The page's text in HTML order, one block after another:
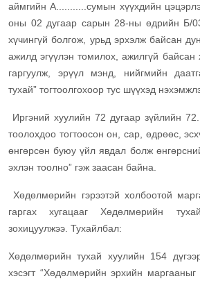
аймгийн А...........сумын хүүхдийн
оны 02 дугаар сарын 28-ны өдрийн Б/
хүчингүй болгож, урьд эрхэлж байсан
ажилд эгүүлэн томилох, ажилгүй байсан
гаргуулж, эрүүл мэнд, нийгмийн
тухай” тогтоолгохоор тус шүүхэд
Иргэний хуулийн 72 дугаар зүйлийн
тоолохдоо тогтоосон он, сар, өдрөөс,
өнгөрсөн буюу үйл явдал болж
эхлэн тоолно” гэж заасан байна.
Хөдөлмөрийн гэрээтэй холбоотой
гаргах хугацааг Хөдөлмөрийн
зохицуулжээ. Тухайлбал:
Хөдөлмөрийн тухай хуулийн 154
хэсэгт “Хөдөлмөрийн эрхийн маргааныг